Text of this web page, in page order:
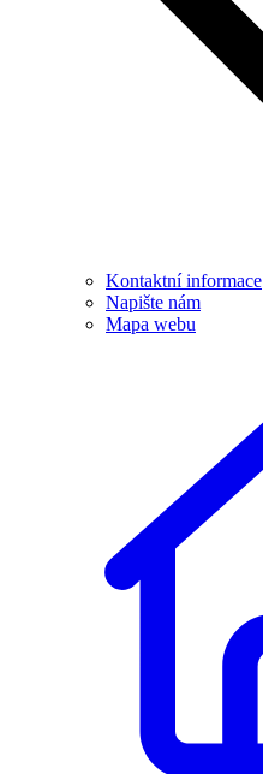
Kontaktní informace
Napište nám
Mapa webu